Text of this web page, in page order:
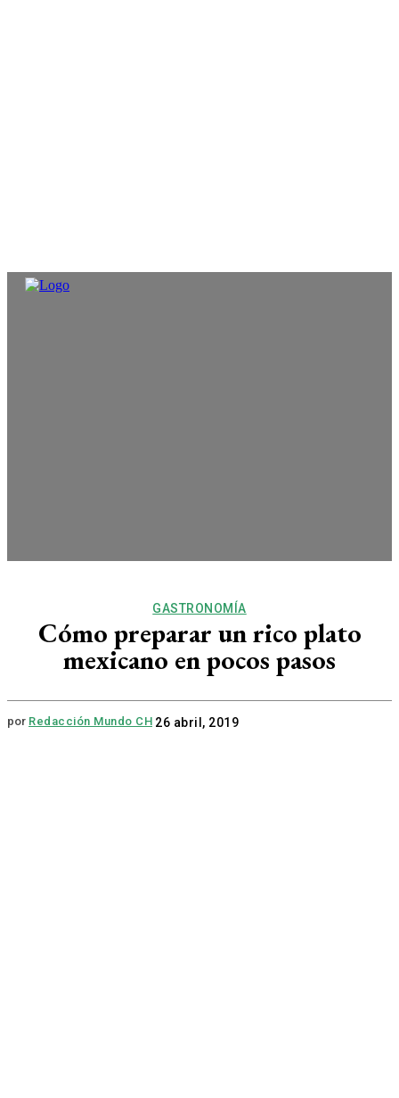
GASTRONOMÍA
Cómo preparar un rico plato
mexicano en pocos pasos
por Redacción Mundo CH 26 abril, 2019